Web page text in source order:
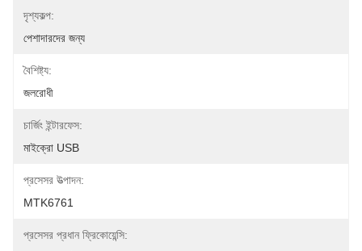
দৃশ্যকল্প:
পেশাদারদের জন্য
বৈশিষ্ট্য:
জলরোধী
চার্জিং ইন্টারফেস:
মাইক্রো USB
প্রসেসর উত্পাদন:
MTK6761
প্রসেসর প্রধান ফ্রিকোয়েন্সি: